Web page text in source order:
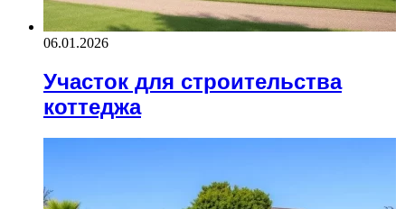
06.01.2026
Участок для строительства
коттеджа